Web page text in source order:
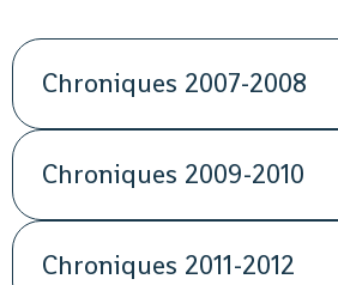
Chroniques 2007-2008
Chroniques 2009-2010
Chroniques 2011-2012